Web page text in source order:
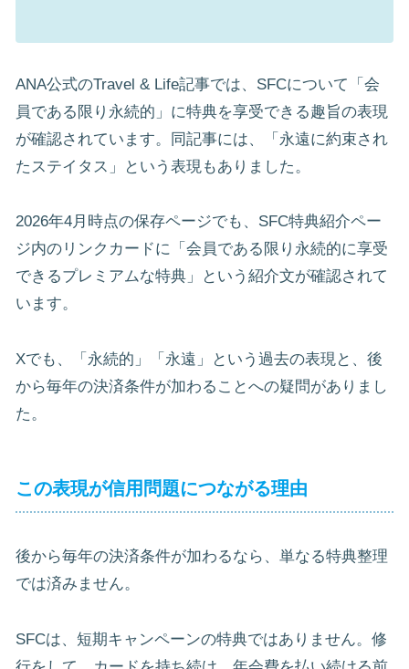
ANA公式のTravel & Life記事では、SFCについて「会
員である限り永続的」に特典を享受できる趣旨の表現
が確認されています。同記事には、「永遠に約束され
たステイタス」という表現もありました。
2026年4月時点の保存ページでも、SFC特典紹介ペー
ジ内のリンクカードに「会員である限り永続的に享受
できるプレミアムな特典」という紹介文が確認されて
います。
Xでも、「永続的」「永遠」という過去の表現と、後
から毎年の決済条件が加わることへの疑問がありまし
た。
この表現が信用問題につながる理由
後から毎年の決済条件が加わるなら、単なる特典整理
では済みません。
SFCは、短期キャンペーンの特典ではありません。修